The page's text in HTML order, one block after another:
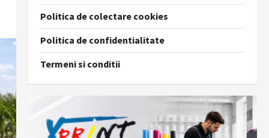
Politica de colectare cookies
Politica de confidentialitate
Termeni si conditii